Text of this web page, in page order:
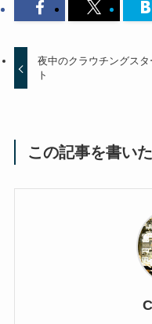
夜中のクラウチングスタ
ト
この記事を書い